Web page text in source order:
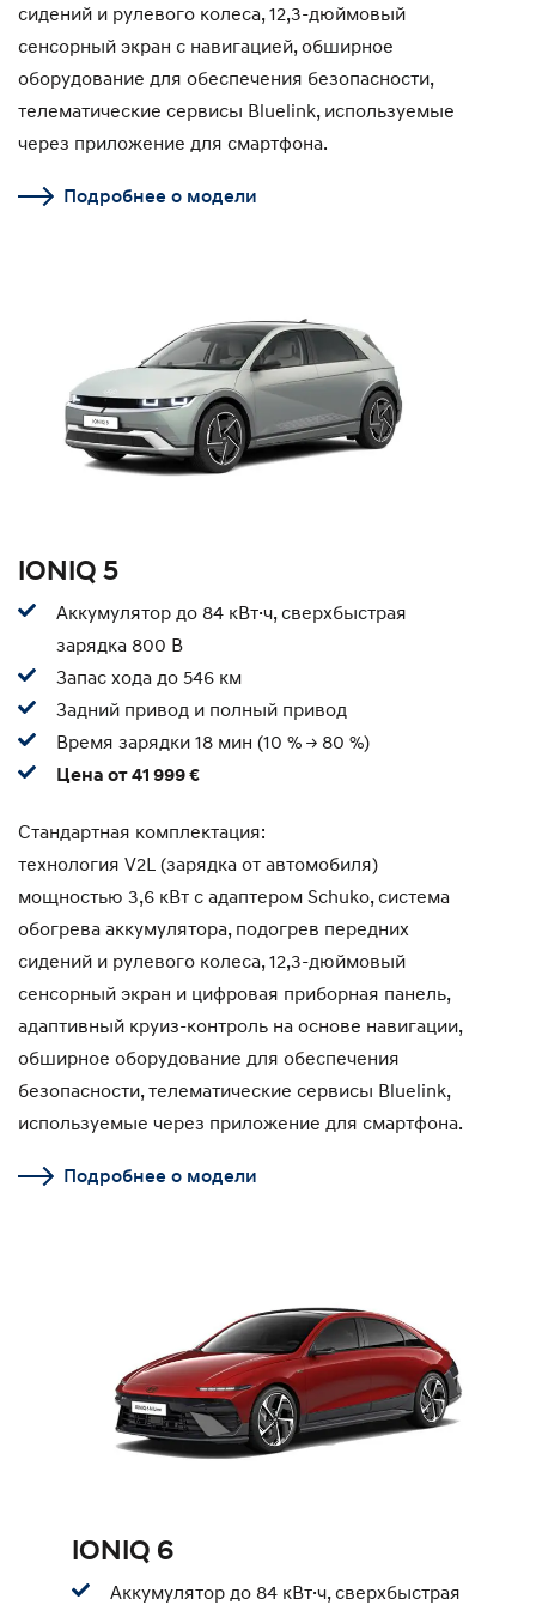
сидений и рулевого колеса, 12,3-дюймовый
сенсорный экран с навигацией, обширное
оборудование для обеспечения безопасности,
телематические сервисы Bluelink, используемые
через приложение для смартфона.
Подробнее о модели
IONIQ 5
Аккумулятор до 84 кВт·ч, сверхбыстрая
зарядка 800 В
Запас хода до 546 км
Задний привод и полный привод
Время зарядки 18 мин (10 % -> 80 %)
Цена от 41 999 €
Стандартная комплектация:
технология V2L (зарядка от автомобиля)
мощностью 3,6 кВт с адаптером Schuko, система
обогрева аккумулятора, подогрев передних
сидений и рулевого колеса, 12,3-дюймовый
сенсорный экран и цифровая приборная панель,
адаптивный круиз-контроль на основе навигации,
обширное оборудование для обеспечения
безопасности, телематические сервисы Bluelink,
используемые через приложение для смартфона.
Подробнее о модели
IONIQ 6
Аккумулятор до 84 кВт·ч, сверхбыстрая